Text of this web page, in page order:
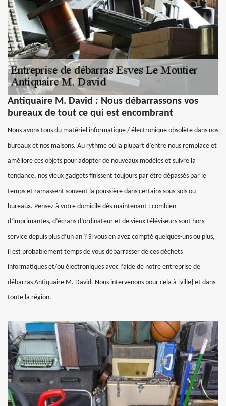
Antiquaire M. David : Nous débarrassons vos
bureaux de tout ce qui est encombrant
Nous avons tous du matériel informatique / électronique obsolète dans nos
bureaux et nos maisons. Au rythme où la plupart d’entre nous remplace et
améliore ces objets pour adopter de nouveaux modèles et suivre la
tendance, nos vieux gadgets finissent toujours par être dépassés par le
temps et ramassent souvent la poussière dans certains sous-sols ou
bureaux. Pensez à votre domicile dès maintenant : combien
d’imprimantes, d’écrans d’ordinateur et de vieux téléviseurs sont hors
service depuis plus d’un an ? Si vous en avez compté quelques-uns ou plus,
il est probablement temps de vous débarrasser de ces déchets
informatiques et/ou électroniques avec l’aide de notre entreprise de
débarras Antiquaire M. David. Nous intervenons pour cela à [ville} et dans
toute la région.